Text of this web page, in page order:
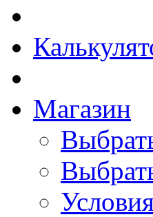
Магазин